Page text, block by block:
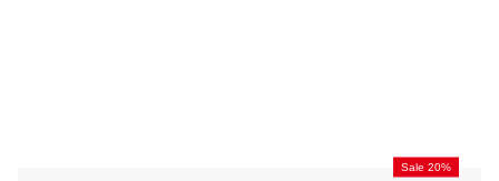
Sale 20%